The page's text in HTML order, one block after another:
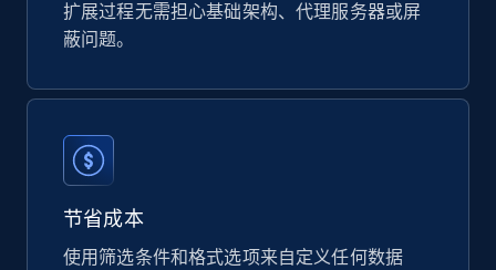
扩展过程无需担心基础架构、代理服务器或屏
蔽问题。
节省成本
使用筛选条件和格式选项来自定义任何数据